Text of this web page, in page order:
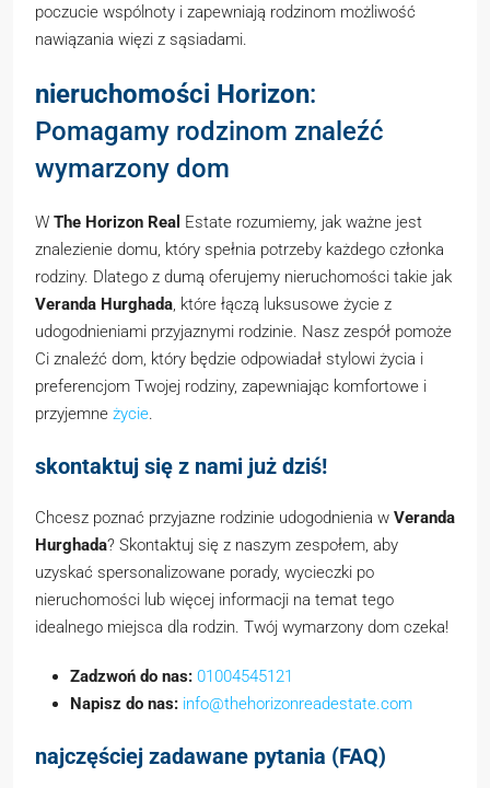
poczucie wspólnoty i zapewniają rodzinom możliwość
nawiązania więzi z sąsiadami.
nieruchomości Horizon:
Pomagamy rodzinom znaleźć
wymarzony dom
W The Horizon Real Estate rozumiemy, jak ważne jest
znalezienie domu, który spełnia potrzeby każdego członka
rodziny. Dlatego z dumą oferujemy nieruchomości takie jak
Veranda Hurghada, które łączą luksusowe życie z
udogodnieniami przyjaznymi rodzinie. Nasz zespół pomoże
Ci znaleźć dom, który będzie odpowiadał stylowi życia i
preferencjom Twojej rodziny, zapewniając komfortowe i
przyjemne życie.
skontaktuj się z nami już dziś!
Chcesz poznać przyjazne rodzinie udogodnienia w Veranda
Hurghada? Skontaktuj się z naszym zespołem, aby
uzyskać spersonalizowane porady, wycieczki po
nieruchomości lub więcej informacji na temat tego
idealnego miejsca dla rodzin. Twój wymarzony dom czeka!
Zadzwoń do nas: 01004545121
Napisz do nas: info@thehorizonreadestate.com
najczęściej zadawane pytania (FAQ)